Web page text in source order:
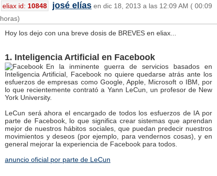
eliax id: 10848 josé elías en dic 18, 2013 a las 12:09 AM ( 00:09
horas)
Hoy los dejo con una breve dosis de BREVES en eliax...
1. Inteligencia Artificial en Facebook
En la inminente guerra de servicios basados en
Inteligencia Artificial, Facebook no quiere quedarse atrás ante los
esfuerzos de empresas como Google, Apple, Microsoft o IBM, por
lo que recientemente contrató a Yann LeCun, un profesor de New
York University.
LeCun será ahora el encargado de todos los esfuerzos de IA por
parte de Facebook, lo que significa crear sistemas que aprendan
mejor de nuestros hábitos sociales, que puedan predecir nuestros
movimientos y deseos (por ejemplo, para vendernos cosas), y en
general mejorar la experiencia de Facebook para todos.
anuncio oficial por parte de LeCun